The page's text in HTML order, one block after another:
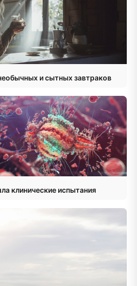
и сытных завтраков
клинические испытания